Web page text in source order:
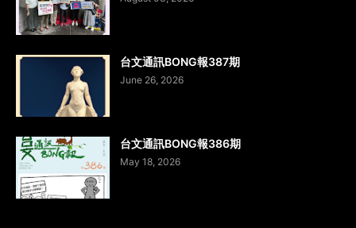
台文通訊BONG報387期
June 26, 2026
台文通訊BONG報386期
May 18, 2026